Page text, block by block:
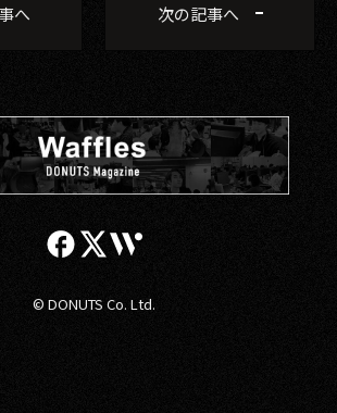
へ 次の記事へ
© DONUTS Co. Ltd.